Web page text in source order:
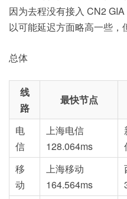
因为去程没有接入 CN2
以可能延迟方面略高一些，
总体
线
路
最快节点
电
信
上海电信
128.064ms
移
动
上海移动
164.564ms